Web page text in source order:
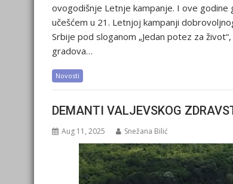
ovogodišnje Letnje kampanje. I ove
učešćem u 21. Letnjoj kampanji
Srbije pod sloganom „Jedan potez za
gradova…
Novosti
DEMANTI VALJEVSKOG
Aug 11, 2025 Snežana Bilić